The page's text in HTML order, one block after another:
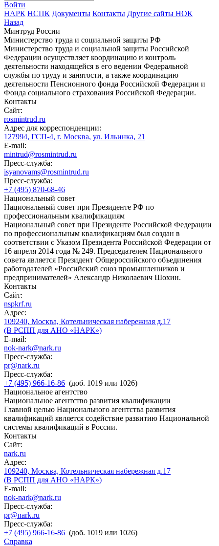
Войти
НАРК НСПК Документы Контакты Другие сайты НОК
Назад
Минтруд России
Министерство труда и социальной защиты РФ
Министерство труда и социальной защиты Российской
Федерации осуществляет координацию и контроль
деятельности находящейся в его ведении Федеральной
службы по труду и занятости, а также координацию
деятельности Пенсионного фонда Российской Федерации и
Фонда социального страхования Российской Федерации.
Контакты
Сайт:
rosmintrud.ru
Адрес для корреспонденции:
127994, ГСП-4, г. Москва, ул. Ильинка, 21
E-mail:
mintrud@rosmintrud.ru
Пресс-служба:
isyanovams@rosmintrud.ru
Пресс-служба:
+7 (495) 870-68-46
Национальный совет
Национальный совет при Президенте РФ по
профессиональным квалификациям
Национальный совет при Президенте Российской Федерации
по профессиональным квалификациям был создан в
соответствии с Указом Президента Российской Федерации от
16 апреля 2014 года № 249. Председателем Национального
совета является Президент Общероссийского объединения
работодателей «Российский союз промышленников и
предпринимателей» Александр Николаевич Шохин.
Контакты
Сайт:
nspkrf.ru
Адрес:
109240, Москва, Котельническая набережная д.17
(В РСПП для АНО «НАРК»)
E-mail:
nok-nark@nark.ru
Пресс-служба:
pr@nark.ru
Пресс-служба:
+7 (495) 966-16-86 (доб. 1019 или 1026)
Национальное агентство
Национальное агентство развития квалификации
Главной целью Национального агентства развития
квалификаций является содействие развитию Национальной
системы квалификаций в России.
Контакты
Сайт:
nark.ru
Адрес:
109240, Москва, Котельническая набережная д.17
(В РСПП для АНО «НАРК»)
E-mail:
nok-nark@nark.ru
Пресс-служба:
pr@nark.ru
Пресс-служба:
+7 (495) 966-16-86 (доб. 1019 или 1026)
Справка